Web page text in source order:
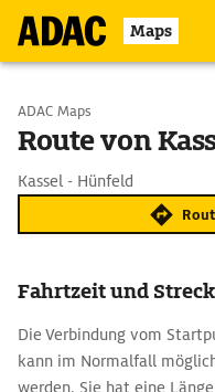
Maps
Start wählen
ADAC Maps
Route von
Kassel - Hünfeld
Fahrtzeit und
Die Verbindung vom
kann im Normalfall
werden. Sie hat eine